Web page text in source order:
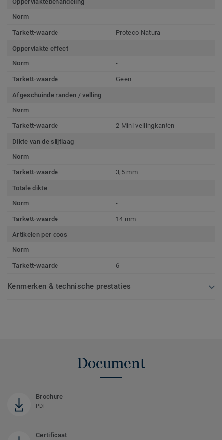
Oppervlaktebehandeling
Norm
-
Tarkett-waarde Proteco Natura
Oppervlakte effect
Norm
-
Tarkett-waarde Geen
Afgeschuinde randen / velling
Norm
-
Tarkett-waarde 2 Mini vellingkanten
Dikte van de slijtlaag
Norm
-
Tarkett-waarde 3,5 mm
Totale dikte
Norm
-
Tarkett-waarde 14 mm
Artikelen per doos
Norm
-
Tarkett-waarde 6
Kenmerken & technische prestaties
Document
Brochure
PDF
Certificaat